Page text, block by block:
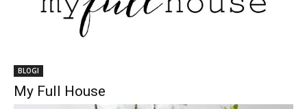
BLOGI
My Full House